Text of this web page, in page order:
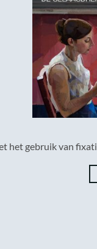
het gebruik van